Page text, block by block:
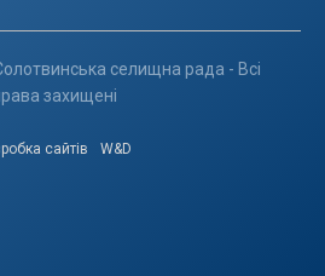
селищна рада - Всі
захищені
сайтів W&D